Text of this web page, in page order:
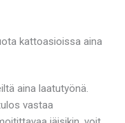
kattoasioissa aina
aina laatutyönä.
vastaa